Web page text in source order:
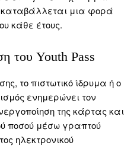
καταβάλλεται μια φορά
κάθε έτους.
του Youth Pass
το πιστωτικό ίδρυμα ή ο
ενημερώνει τον
της κάρτας και
ποσού μέσω γραπτού
ηλεκτρονικού